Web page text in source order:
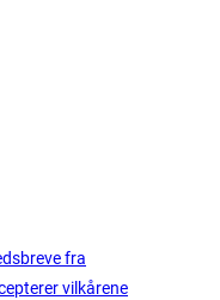
fra
vilkårene